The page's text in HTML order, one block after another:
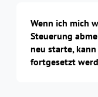
Wenn ich mich
Steuerung
neu starte,
fortgesetzt